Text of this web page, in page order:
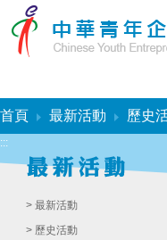
首頁 最新活動 歷史
:::
> 最新活動
> 歷史活動